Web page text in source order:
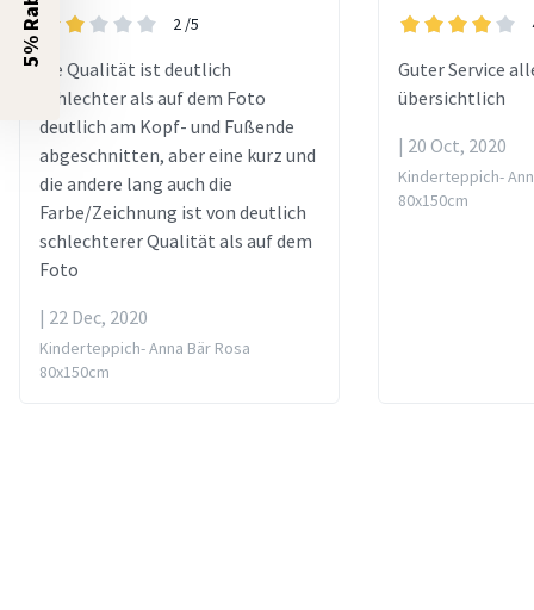
2 /5
die Qualität ist deutlich
schlechter als auf dem Foto
deutlich am Kopf- und Fußende
abgeschnitten, aber eine kurz und
die andere lang auch die
Farbe/Zeichnung ist von deutlich
schlechterer Qualität als auf dem
Foto
| 22 Dec, 2020
Kinderteppich- Anna Bär Rosa
80x150cm
Guter Service
übersichtlich
| 20 Oct, 2020
Kinderteppich-
80x150cm